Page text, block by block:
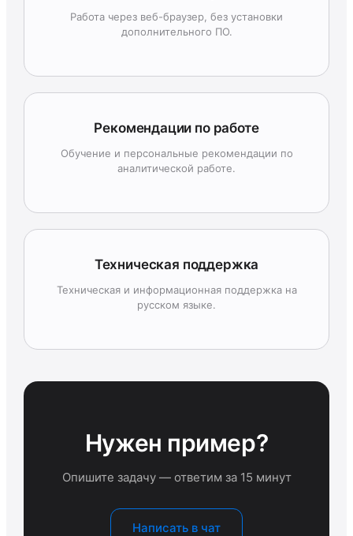
Работа через веб-браузер, без установки
дополнительного ПО.
Рекомендации по работе
Обучение и персональные рекомендации по
аналитической работе.
Техническая поддержка
Техническая и информационная поддержка на
русском языке.
Нужен пример?
Опишите задачу — ответим за 15 минут
Написать в чат